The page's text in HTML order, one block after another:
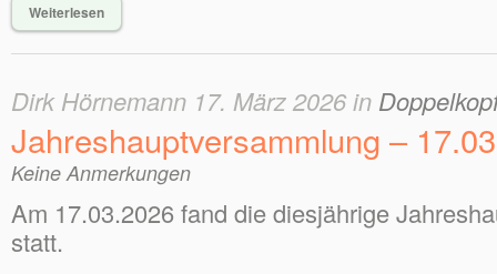
Weiterlesen
Dirk Hörnemann 17. März 2026 in
Jahreshauptversammlung –
Keine Anmerkungen
Am 17.03.2026 fand die diesjährige
statt.